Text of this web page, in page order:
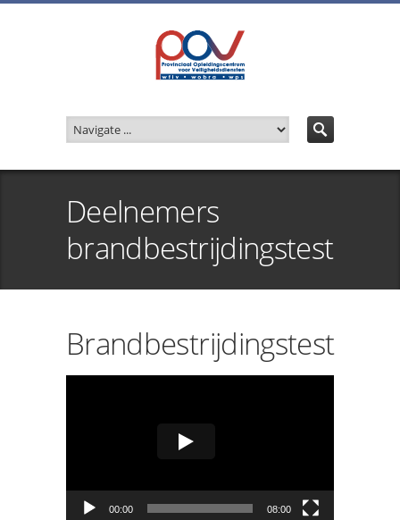
Deelnemers
brandbestrijdingstest
Brandbestrijdingstest
00:00 08:00